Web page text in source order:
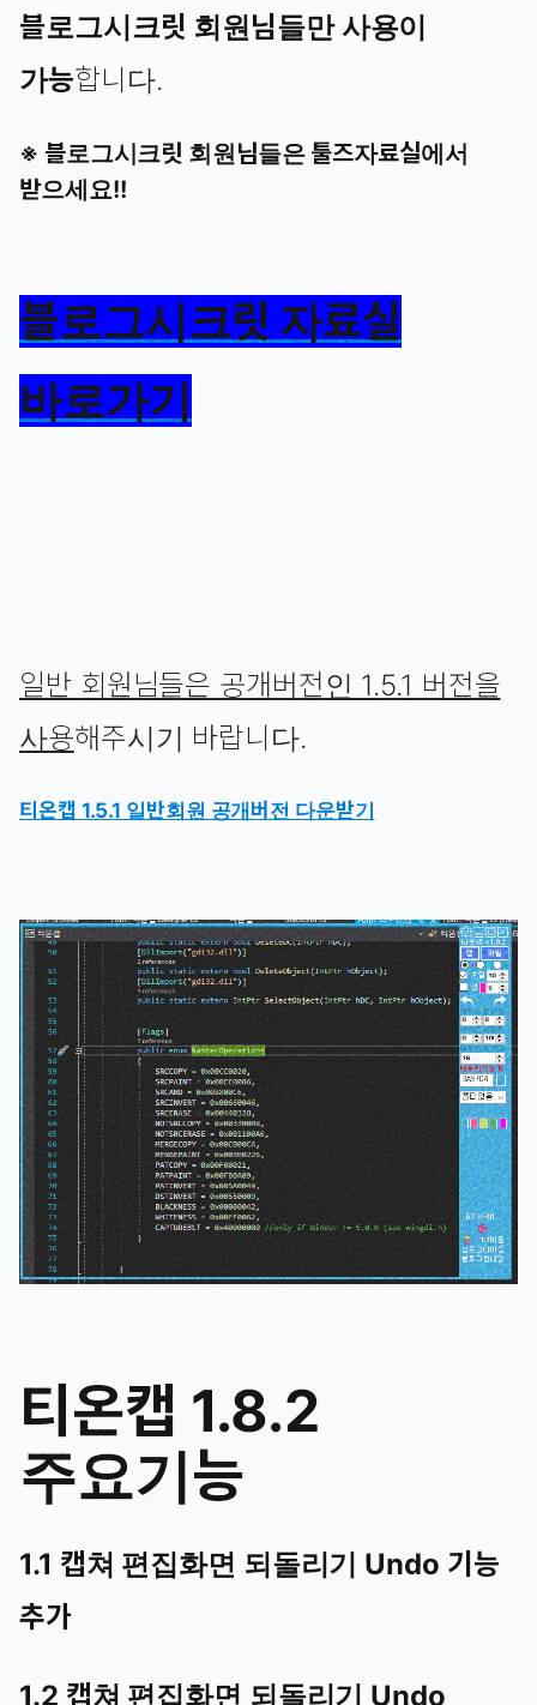
블로그시크릿 회원님들만 사용이
가능합니다.
※ 블로그시크릿 회원님들은 툴즈자료실에서
받으세요!!
블로그시크릿 자료실
바로가기
일반 회원님들은 공개버전인 1.5.1 버전을
사용해주시기 바랍니다.
티온캡 1.5.1 일반회원 공개버전 다운받기
티온캡 1.8.2
주요기능
1.1 캡쳐 편집화면 되돌리기 Undo 기능
추가
1.2 캡쳐 편집화면 되돌리기 Undo